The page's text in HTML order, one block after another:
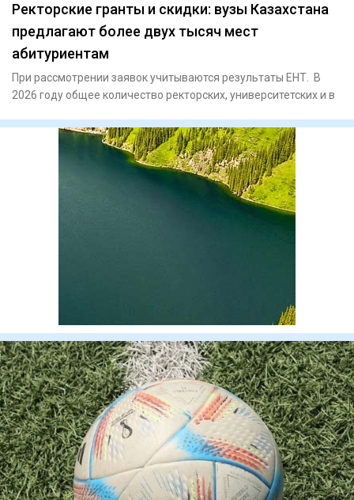
Ректорские гранты и скидки: вузы Казахстана
предлагают более двух тысяч мест
абитуриентам
При рассмотрении заявок учитываются результаты ЕНТ. В
2026 году общее количество ректорских, университетских и в